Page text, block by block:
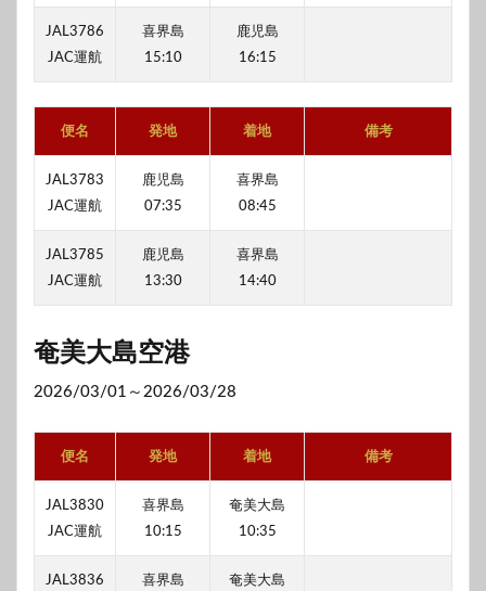
JAL3786
JAC運航
喜界島
15:10
鹿児島
16:15
便名 発地 着地 備考
JAL3783
JAC運航
鹿児島
07:35
喜界島
08:45
JAL3785
JAC運航
鹿児島
13:30
喜界島
14:40
奄美大島空港
2026/03/01～2026/03/28
便名 発地 着地 備考
JAL3830
JAC運航
喜界島
10:15
奄美大島
10:35
JAL3836 喜界島 奄美大島